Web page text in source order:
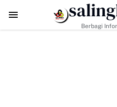
Sukses Digelar, Ratusan
Berbagi